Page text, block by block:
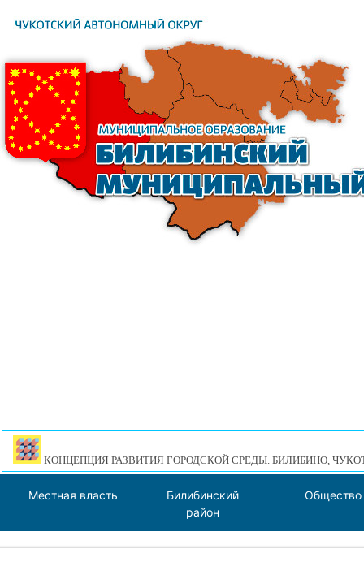
КОНЦЕПЦИЯ РАЗВИТИЯ ГОРОДСКОЙ СРЕДЫ. БИЛИБИНО,
Местная власть
Билибинский
район
Общество